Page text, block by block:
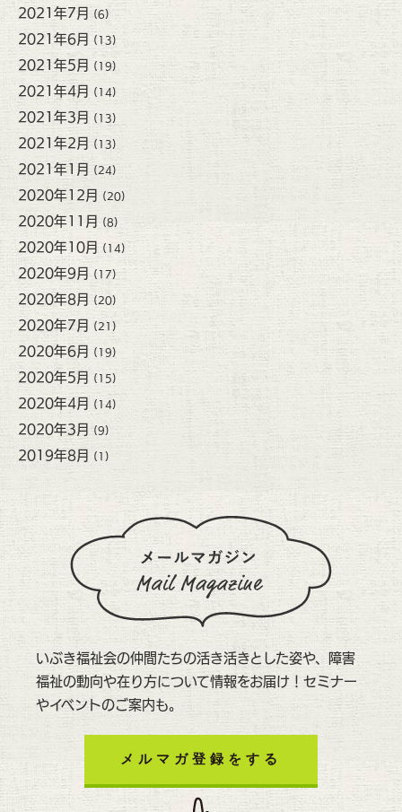
2021年7月 (6)
2021年6月 (13)
2021年5月 (19)
2021年4月 (14)
2021年3月 (13)
2021年2月 (13)
2021年1月 (24)
2020年12月 (20)
2020年11月 (8)
2020年10月 (14)
2020年9月 (17)
2020年8月 (20)
2020年7月 (21)
2020年6月 (19)
2020年5月 (15)
2020年4月 (14)
2020年3月 (9)
2019年8月 (1)
いぶき福祉会の仲間たちの活き活きとした姿や、障害
福祉の動向や在り方について情報をお届け！セミナー
やイベントのご案内も。
メルマガ登録をする